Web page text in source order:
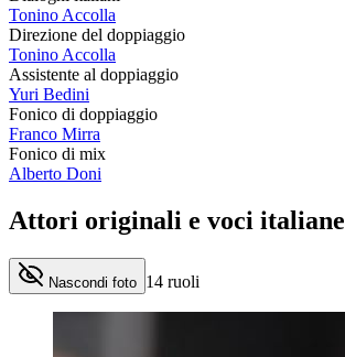
Tonino Accolla
Direzione del doppiaggio
Tonino Accolla
Assistente al doppiaggio
Yuri Bedini
Fonico di doppiaggio
Franco Mirra
Fonico di mix
Alberto Doni
Attori originali e voci italiane
Nascondi foto 14 ruoli